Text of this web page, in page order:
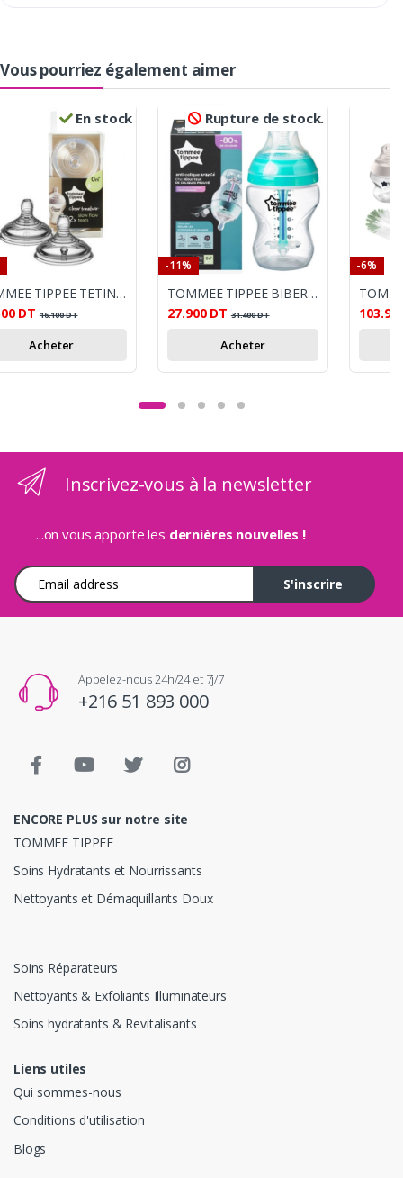
Vous pourriez également aimer
En stock
TOMMEE TIPPEE TETINE CTN DEBIT LENT 0M+ *2
DT 16.100DT
Acheter
Rupture de stock.
-11%
TOMMEE TIPPEE BIBERON AAC 0m+ 260ML
27.900 DT 31.400DT
Acheter
-6%
Inscrivez-vous à la newsletter
...on vous apporte les dernières nouvelles !
Adresse e-mail
S'inscrire
Appelez-nous 24h/24 et 7j/7 !
+216 51 893 000
ENCORE PLUS sur notre site
TOMMEE TIPPEE
Soins Hydratants et Nourrissants
Nettoyants et Démaquillants Doux
Soins Réparateurs
Nettoyants & Exfoliants Illuminateurs
Soins hydratants & Revitalisants
Liens utiles
Qui sommes-nous
Conditions d'utilisation
Blogs